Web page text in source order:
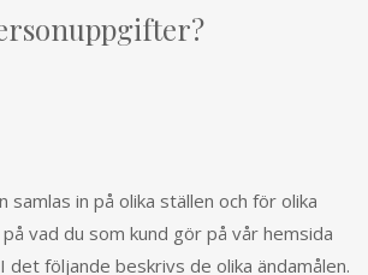
samlas in på olika ställen och för olika
vad du som kund gör på vår hemsida
det följande beskrivs de olika ändamålen.